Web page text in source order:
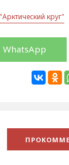
"Арктический круг"